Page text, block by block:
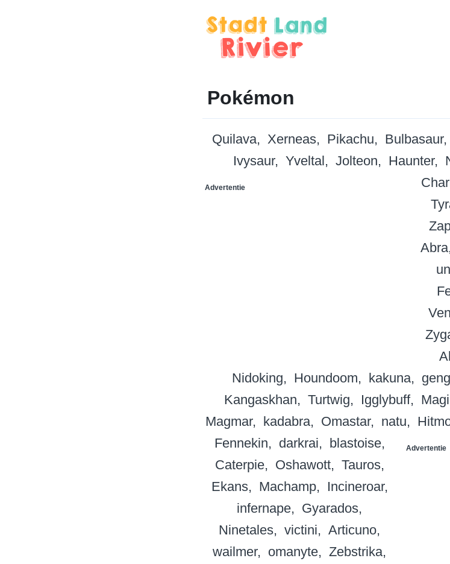
Pokémon
Quilava Xerneas Pikachu Bulbasaur
Ivysaur
Yveltal Jolteon Haunter
Advertentie
Abra
Nidoking
Houndoom kakuna
Kangaskhan
Turtwig Igglybuff
Magmar
kadabra Omastar natu
Advertentie
Fennekin darkrai
blastoise
Caterpie
Oshawott
Tauros
Ekans
Machamp
Incineroar
infernape
Gyarados
Ninetales
victini
Articuno
wailmer
omanyte
Zebstrika